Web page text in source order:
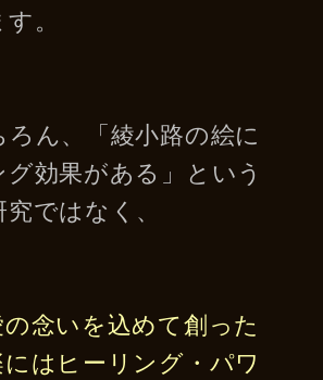
。
ん、「綾小路の絵に
効果がある」という
ではなく、
の念いを込めて創った
はヒーリング・パワ